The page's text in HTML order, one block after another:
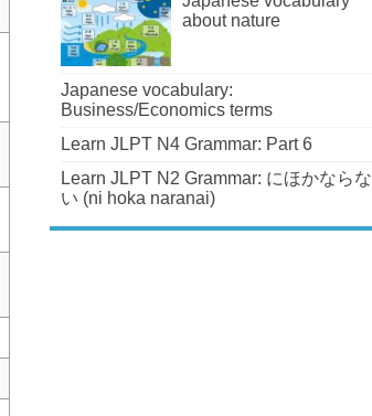
about nature
Japanese vocabulary:
Business/Economics terms
Learn JLPT N4 Grammar: Part 6
Learn JLPT N2 Grammar: にほかならな
い (ni hoka naranai)